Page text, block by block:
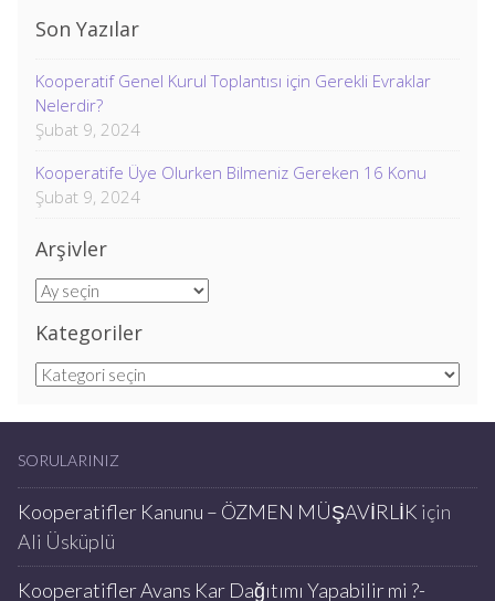
Son Yazılar
Kooperatif Genel Kurul Toplantısı için Gerekli Evraklar
Nelerdir?
Şubat 9, 2024
Kooperatife Üye Olurken Bilmeniz Gereken 16 Konu
Şubat 9, 2024
Arşivler
Arşivler
Kategoriler
Kategoriler
SORULARINIZ
Kooperatifler Kanunu – ÖZMEN MÜŞAVİRLİK için
Ali Üsküplü
Kooperatifler Avans Kar Dağıtımı Yapabilir mi ?-